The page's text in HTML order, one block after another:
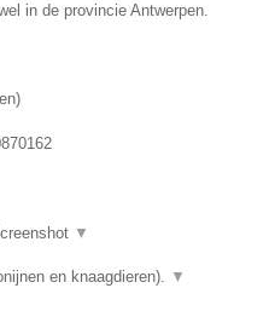
in de provincie Antwerpen.
)
▼
en knaagdieren). ▼